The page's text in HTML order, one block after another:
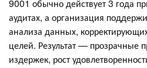
9001 обычно действует 3 года
аудитах, а организация
анализа данных,
целей. Результат — прозрачные
издержек, рост